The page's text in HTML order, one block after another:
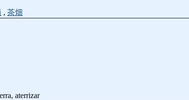
, 茶畑
aterrizar